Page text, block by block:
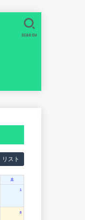
SEARCH
リスト
土
1
8